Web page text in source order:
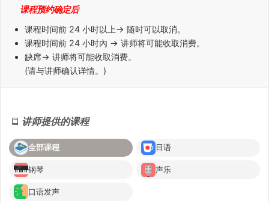
课程预约确定后
课程时间前 24 小时以上→ 随时可以取消。
课程时间前 24 小时內 → 讲师将可能收取消费。
缺席→ 讲师将可能收取消费。
(请与讲师确认详情。)
讲师提供的课程
全部课程 日语
钢琴 声乐
口语发声